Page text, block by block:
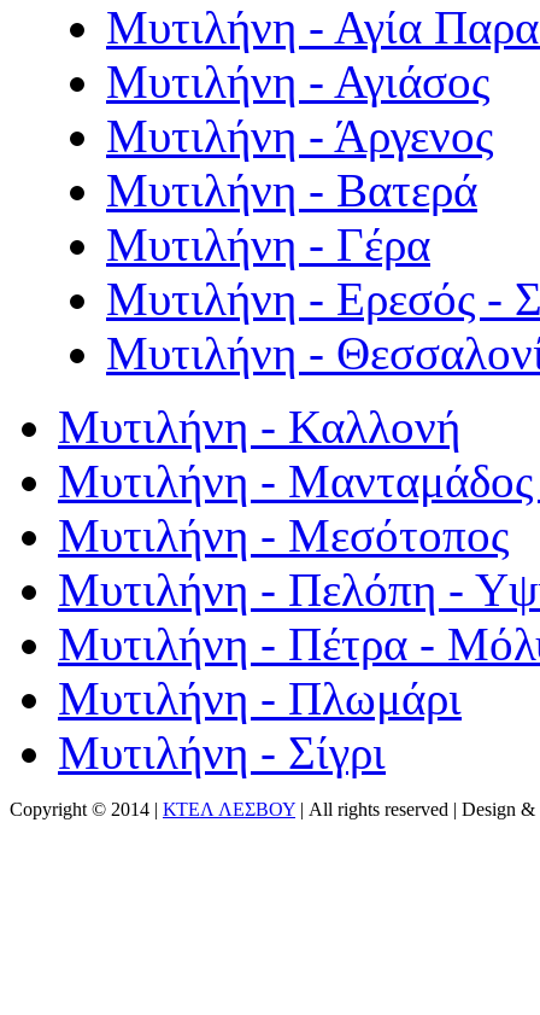
Μυτιλήνη - Αγία
Μυτιλήνη - Αγιάσος
Μυτιλήνη - Άργενος
Μυτιλήνη - Βατερά
Μυτιλήνη - Γέρα
Μυτιλήνη - Ερεσός -
Μυτιλήνη -
Μυτιλήνη - Καλλονή
Μυτιλήνη - Μανταμάδος
Μυτιλήνη - Μεσότοπος
Μυτιλήνη - Πελόπη -
Μυτιλήνη - Πέτρα -
Μυτιλήνη - Πλωμάρι
Μυτιλήνη - Σίγρι
Copyright © 2014 | ΚΤΕΛ ΛΕΣΒΟΥ | All rights reserved | Design &